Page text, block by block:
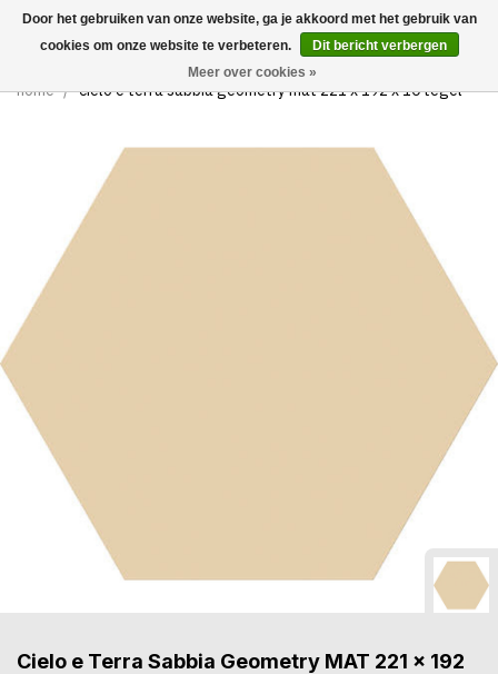
0
home / cielo e terra sabbia geometry mat 221 x 192 x 10 tegel
Cielo e Terra Sabbia Geometry MAT 221 x 192
Door het gebruiken van onze website, ga je akkoord met het gebruik van
cookies om onze website te verbeteren.
Dit bericht verbergen
Meer over cookies »